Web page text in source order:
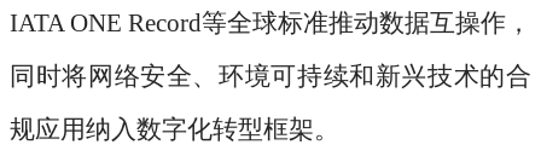
IATA ONE Record等全球标准推动数据互操作，
同时将网络安全、环境可持续和新兴技术的合
规应用纳入数字化转型框架。